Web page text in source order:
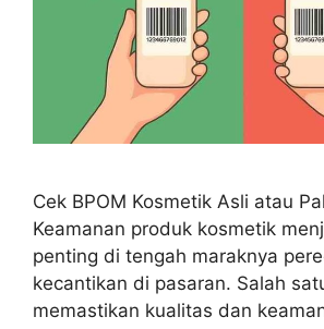
Cek BPOM Kosmetik Asli atau
Keamanan produk kosmetik
penting di tengah maraknya
kecantikan di pasaran. Salah
memastikan kualitas dan